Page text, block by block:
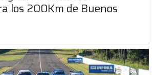
los 200Km de Buenos